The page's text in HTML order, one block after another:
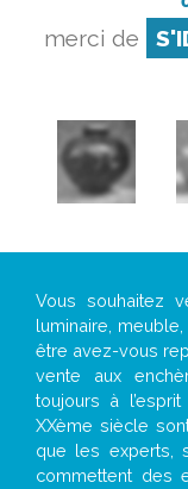
merci de
Vous souhaitez
luminaire, meuble,
être avez-vous
vente aux
toujours à
XXème siècle
que les experts,
commettent des